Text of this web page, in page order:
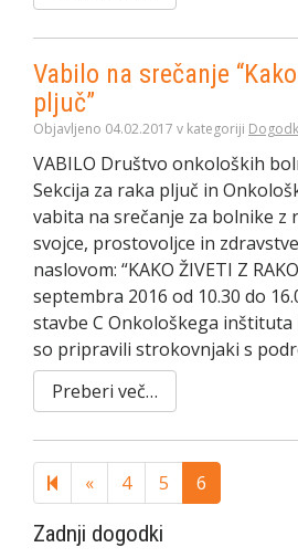
Vabilo na srečanje
pljuč”
Objavljeno 04.02.2017 v kategoriji
VABILO Društvo onkoloških
Sekcija za raka pljuč in
vabita na srečanje za bolnike z
svojce, prostovoljce in
naslovom: “KAKO ŽIVETI Z
septembra 2016 od 10.30 do
stavbe C Onkološkega
so pripravili strokovnjaki s
Preberi več…
«Previous
page
4 5 6
Zadnji dogodki